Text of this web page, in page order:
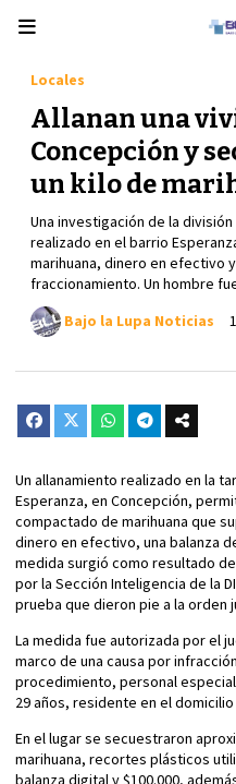
Allanan una
Concepción y
un kilo de
Una investigación de la
realizado en el barrio
marihuana, dinero en efectivo
fraccionamiento. Un hombre
Locales
Bajo la Lupa Noticias
Un allanamiento realizado en la
Esperanza, en Concepción,
compactado de marihuana que
dinero en efectivo, una balanza
medida surgió como resultado
por la Sección Inteligencia de la
prueba que dieron pie a la orden
La medida fue autorizada por el
marco de una causa por
procedimiento, personal
29 años, residente en el domicilio
En el lugar se secuestraron
marihuana, recortes plásticos
balanza digital y $100.000,